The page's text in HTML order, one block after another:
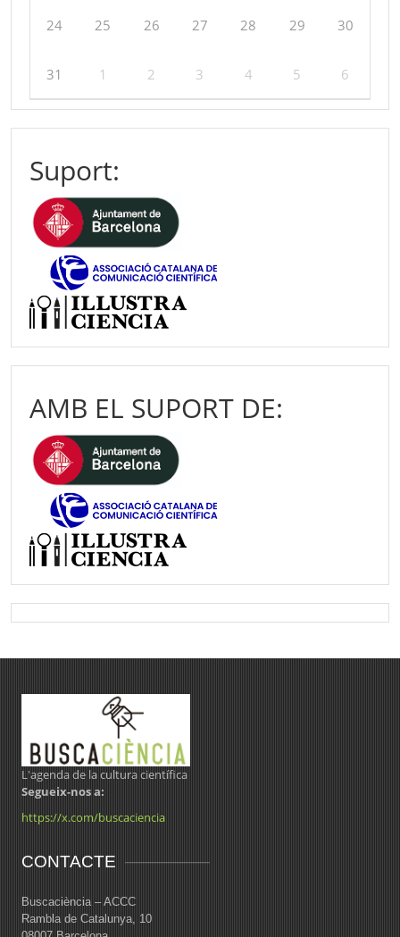
24 25 26 27 28 29 30
31 1 2 3 4 5 6
Suport:
AMB EL SUPORT DE:
L'agenda de la cultura científica
Segueix-nos a:
https://x.com/buscaciencia
CONTACTE
Buscaciència – ACCC
Rambla de Catalunya, 10